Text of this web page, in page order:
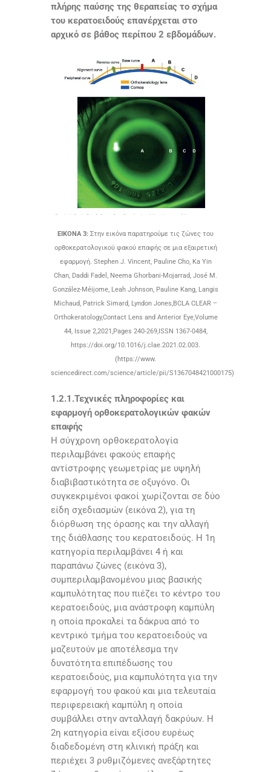
πλήρης παύσης της θεραπείας το σχήμα
του κερατοειδούς επανέρχεται στο
αρχικό σε βάθος περίπου 2 εβδομάδων.
ΕΙΚΟΝΑ 3: Στην εικόνα παρατηρούμε τις ζώνες του
ορθοκερατολογικού φακού επαφής σε μια εξαιρετική
εφαρμογή. Stephen J. Vincent, Pauline Cho, Ka Yin
Chan, Daddi Fadel, Neema Ghorbani-Mojarrad, José M.
González-Méijome, Leah Johnson, Pauline Kang, Langis
Michaud, Patrick Simard, Lyndon Jones,BCLA CLEAR –
Orthokeratology,Contact Lens and Anterior Eye,Volume
44, Issue 2,2021,Pages 240-269,ISSN 1367-0484,
https://doi.org/10.1016/j.clae.2021.02.003.
(https://www.
sciencedirect.com/science/article/pii/S1367048421000175)
1.2.1.Τεχνικές πληροφορίες και
εφαρμογή ορθοκερατολογικών φακών
επαφής
Η σύγχρονη ορθοκερατολογία
περιλαμβάνει φακούς επαφής
αντίστροφης γεωμετρίας με υψηλή
διαβιβαστικότητα σε οξυγόνο. Οι
συγκεκριμένοι φακοί χωρίζονται σε δύο
είδη σχεδιασμών (εικόνα 2), για τη
διόρθωση της όρασης και την αλλαγή
της διάθλασης του κερατοειδούς. Η 1η
κατηγορία περιλαμβάνει 4 ή και
παραπάνω ζώνες (εικόνα 3),
συμπεριλαμβανομένου μιας βασικής
καμπυλότητας που πιέζει το κέντρο του
κερατοειδούς, μια ανάστροφη καμπύλη
η οποία προκαλεί τα δάκρυα από το
κεντρικό τμήμα του κερατοειδούς να
μαζευτούν με αποτέλεσμα την
δυνατότητα επιπέδωσης του
κερατοειδούς, μια καμπυλότητα για την
εφαρμογή του φακού και μια τελευταία
περιφερειακή καμπύλη η οποία
συμβάλλει στην ανταλλαγή δακρύων. Η
2η κατηγορία είναι εξίσου ευρέως
διαδεδομένη στη κλινική πράξη και
περιέχει 3 ρυθμιζόμενες ανεξάρτητες